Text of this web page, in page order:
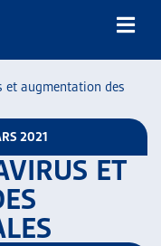
et augmentation des
2021
ET